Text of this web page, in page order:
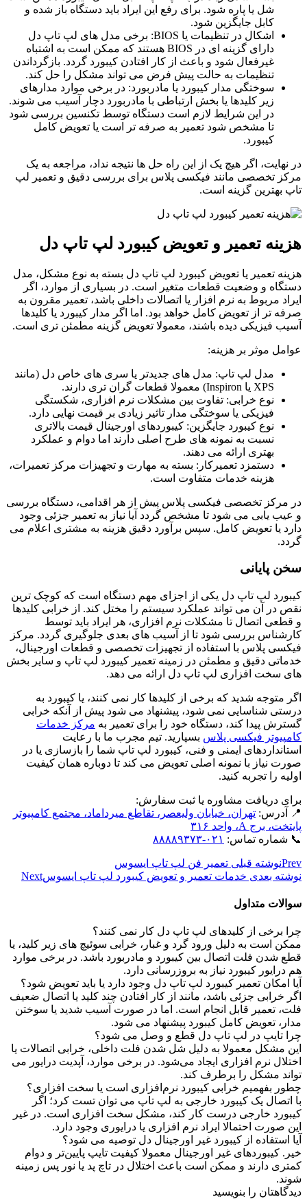
شل یا پاره شود. برای رفع این ایراد باید دستگاه باز شده و
کابل جایگزین شود.
اشکال در تنظیمات یا BIOS: برخی مدل ‌های لپ‌ تاپ دل
دارای گزینه‌ ای در BIOS هستند که ممکن است به اشتباه
غیرفعال شود و باعث از کار افتادن کیبورد گردد. بازگرداندن
تنظیمات به حالت پیش ‌فرض می ‌تواند مشکل را حل کند.
سوختگی مدار کیبورد یا مادربورد: در برخی موارد مدارهای
زیر کلیدها یا بخش ارتباطی با مادربورد دچار آسیب می ‌شوند.
در این شرایط لازم است دستگاه توسط تکنسین بررسی شود
تا مشخص شود تعمیر به‌ صرفه ‌تر است یا تعویض کامل
کیبورد.
در نهایت، اگر هیچ ‌یک از این راه‌ حل‌ ها نتیجه نداد، مراجعه به یک
مرکز تخصصی مانند فیکسی پلاس برای بررسی دقیق و تعمیر لپ
تاپ بهترین گزینه است.
هزینه تعمیر و تعویض کیبورد لپ تاپ دل
هزینه تعمیر یا تعویض کیبورد لپ تاپ دل بسته به نوع مشکل، مدل
دستگاه و وضعیت قطعات متغیر است. در بسیاری از موارد، اگر
ایراد مربوط به نرم‌ افزار یا اتصالات داخلی باشد، تعمیر مقرون‌ به
‌صرفه‌ تر از تعویض کامل خواهد بود. اما اگر مدار کیبورد یا کلیدها
آسیب فیزیکی دیده باشند، معمولا تعویض گزینه مطمئن‌ تری است.
عوامل موثر بر هزینه:
مدل لپ ‌تاپ: مدل‌ های جدیدتر یا سری ‌های خاص دل (مانند
XPS یا Inspiron) معمولا قطعات گران ‌تری دارند.
نوع خرابی: تفاوت بین مشکلات نرم ‌افزاری، شکستگی
فیزیکی یا سوختگی مدار تاثیر زیادی بر قیمت نهایی دارد.
نوع کیبورد جایگزین: کیبوردهای اورجینال قیمت بالاتری
نسبت به نمونه ‌های طرح اصلی دارند اما دوام و عملکرد
بهتری ارائه می ‌دهند.
دستمزد تعمیرکار: بسته به مهارت و تجهیزات مرکز تعمیرات،
هزینه خدمات متفاوت است.
در مرکز تخصصی فیکسی پلاس پیش از هر اقدامی، دستگاه بررسی
و عیب ‌یابی می‌ شود تا مشخص گردد آیا نیاز به تعمیر جزئی وجود
دارد یا تعویض کامل. سپس برآورد دقیق هزینه به مشتری اعلام می
‌گردد.
سخن پایانی
کیبورد لپ ‌تاپ دل یکی از اجزای مهم دستگاه است که کوچک ‌ترین
نقص در آن می ‌تواند عملکرد سیستم را مختل کند. از خرابی کلیدها
و قطعی اتصال تا مشکلات نرم ‌افزاری، هر ایراد باید توسط
کارشناس بررسی شود تا از آسیب ‌های بعدی جلوگیری گردد. مرکز
فیکسی پلاس با استفاده از تجهیزات تخصصی و قطعات اورجینال،
خدماتی دقیق و مطمئن در زمینه تعمیر کیبورد لپ تاپ و سایر بخش‌
های سخت ‌افزاری لپ ‌تاپ دل ارائه می ‌دهد.
اگر متوجه شدید که برخی از کلیدها کار نمی ‌کنند، یا کیبورد به
‌درستی شناسایی نمی‌ شود، پیشنهاد می ‌شود پیش از آنکه خرابی
گسترش پیدا کند، دستگاه خود را برای تعمیر به مرکز خدمات
کامپیوتر فیکسی پلاس بسپارید. تیم مجرب ما با رعایت
استانداردهای ایمنی و فنی، کیبورد لپ ‌تاپ شما را بازسازی یا در
صورت نیاز با نمونه اصلی تعویض می‌ کند تا دوباره همان کیفیت
اولیه را تجربه کنید.
برای دریافت مشاوره یا ثبت سفارش:
📍 آدرس: تهران، خیابان ولیعصر، تقاطع میرداماد، مجتمع کامپیوتر
پایتخت، برج A، واحد ۳۱۶
📞 شماره تماس: ۰۲۱-۸۸۸۸۹۳۷۳
Prevنوشته قبلی تعمیر فن لپ تاپ ایسوس
نوشته بعدی خدمات تعمیر و تعویض کیبورد لپ تاپ ایسوسNext
سوالات متداول
چرا برخی از کلیدهای لپ تاپ دل کار نمی‌ کنند؟
ممکن است به دلیل ورود گرد و غبار، خرابی سوئیچ‌ های زیر کلید، یا
قطع شدن فلت اتصال بین کیبورد و مادربورد باشد. در برخی موارد
هم درایور کیبورد نیاز به بروزرسانی دارد.
آیا امکان تعمیر کیبورد لپ تاپ دل وجود دارد یا باید تعویض شود؟
اگر خرابی جزئی باشد، مانند از کار افتادن چند کلید یا اتصال ضعیف
فلت، تعمیر قابل انجام است. اما در صورت آسیب شدید یا سوختن
مدار، تعویض کامل کیبورد پیشنهاد می‌ شود.
چرا تایپ در لپ تاپ دل قطع و وصل می‌ شود؟
این مشکل معمولا به دلیل شل شدن فلت داخلی، خرابی اتصالات یا
اختلال نرم‌ افزاری ایجاد می‌شود. در برخی موارد، آپدیت درایور می‌
تواند مشکل را برطرف کند.
چطور بفهمیم خرابی کیبورد نرم‌افزاری است یا سخت‌ افزاری؟
با اتصال یک کیبورد خارجی به لپ‌ تاپ می‌ توان تست کرد؛ اگر
کیبورد خارجی درست کار کند، مشکل سخت‌ افزاری است. در غیر
این صورت احتمالا ایراد نرم‌ افزاری یا درایوری وجود دارد.
آیا استفاده از کیبورد غیر اورجینال دل توصیه می‌ شود؟
خیر. کیبوردهای غیر اورجینال معمولا کیفیت تایپ پایین‌تر و دوام
کمتری دارند و ممکن است باعث اختلال در تاچ‌ پد یا نور پس‌ زمینه
شوند.
دیدگاهتان را بنویسید